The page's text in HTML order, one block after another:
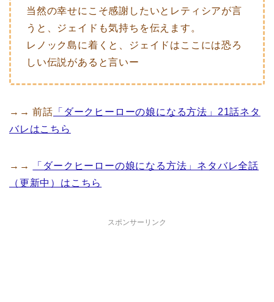
当然の幸せにこそ感謝したいとレティシアが言
うと、ジェイドも気持ちを伝えます。
レノック島に着くと、ジェイドはここには恐ろ
しい伝説があると言いー
→→ 前話 「ダークヒーローの娘になる方法」21話ネタ
バレはこちら
→→
「ダークヒーローの娘になる方法」ネタバレ全話
（更新中）はこちら
スポンサーリンク